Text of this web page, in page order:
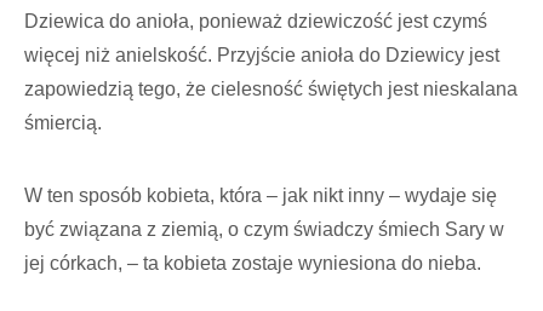
Dziewica do anioła, ponieważ dziewiczość jest czymś
więcej niż anielskość. Przyjście anioła do Dziewicy jest
zapowiedzią tego, że cielesność świętych jest nieskalana
śmiercią.
W ten sposób kobieta, która – jak nikt inny – wydaje się
być związana z ziemią, o czym świadczy śmiech Sary w
jej córkach, – ta kobieta zostaje wyniesiona do nieba.